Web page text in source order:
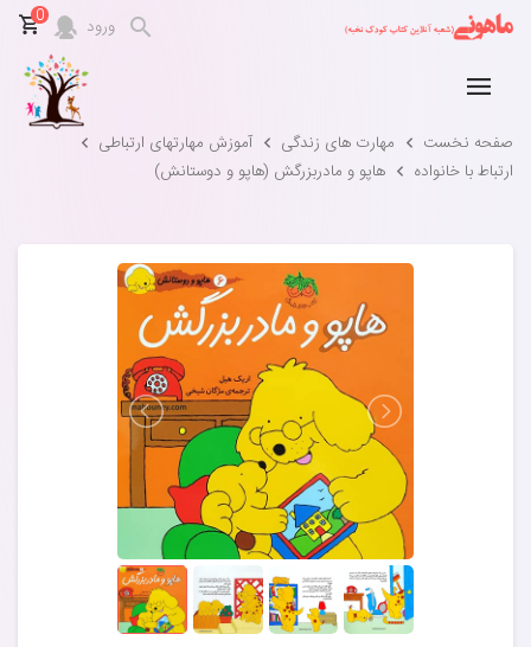
ورود 0
صفحه نخست مهارت های زندگی
آموزش مهارتهای ارتباطی
ارتباط با خانواده
هاپو و مادربزرگش (هاپو و دوستانش)